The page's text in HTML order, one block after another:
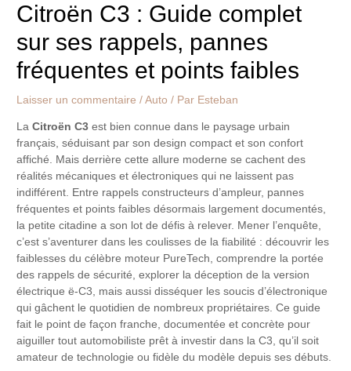
Citroën C3 : Guide complet
sur ses rappels, pannes
fréquentes et points faibles
Laisser un commentaire /Auto / Par Esteban
LaCitroën C3 est bien connue dans le paysage urbain
français, séduisant par son design compact et son confort
affiché. Mais derrière cette allure moderne se cachent des
réalités mécaniques et électroniques qui ne laissent pas
indifférent. Entre rappels constructeurs d’ampleur, pannes
fréquentes et points faibles désormais largement documentés,
la petite citadine a son lot de défis à relever. Mener l’enquête,
c’est s’aventurer dans les coulisses de la fiabilité : découvrir les
faiblesses du célèbre moteur PureTech, comprendre la portée
des rappels de sécurité, explorer la déception de la version
électrique ë-C3, mais aussi disséquer les soucis d’électronique
qui gâchent le quotidien de nombreux propriétaires. Ce guide
fait le point de façon franche, documentée et concrète pour
aiguiller tout automobiliste prêt à investir dans la C3, qu’il soit
amateur de technologie ou fidèle du modèle depuis ses débuts.